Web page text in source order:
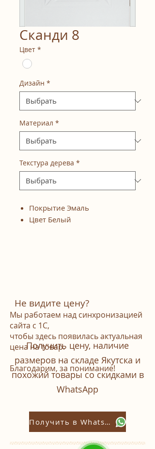
Сканди 8
Цвет *
Дизайн *
Материал *
Текстура дерева *
Покрытие Эмаль
Цвет Белый
Не видите цену?
Мы работаем над синхронизацией
сайта с 1С,
чтобы здесь появилась актуальная
цена на товар.
Благодарим, за понимание!
Получить цену, наличие
размеров на складе Якутска и
похожий товары со скидками в
WhatsАpp
Получить в Whatsapp